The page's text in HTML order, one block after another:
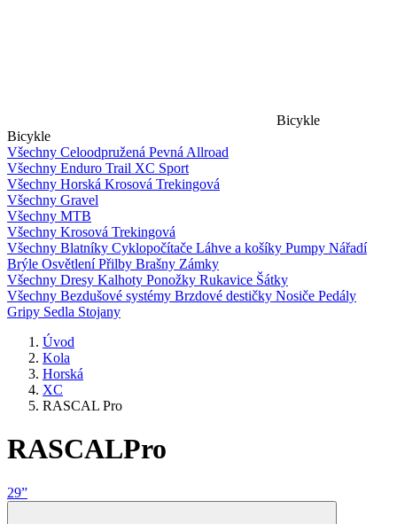
Bicykle
Bicykle
Všechny Celoodpružená Pevná Allroad
Všechny Enduro Trail XC Sport
Všechny Horská Krosová Trekingová
Všechny Gravel
Všechny MTB
Všechny Krosová Trekingová
Všechny Blatníky Cyklopočítače Láhve a košíky Pumpy Nářadí
Brýle OsvětleníPřilby Brašny Zámky
Všechny Dresy Kalhoty Ponožky Rukavice Šátky
Všechny Bezdušové systémy Brzdové destičky Nosiče Pedály
Gripy Sedla Stojany
Úvod
Kola
Horská
XC
RASCAL Pro
RASCALPro
29”